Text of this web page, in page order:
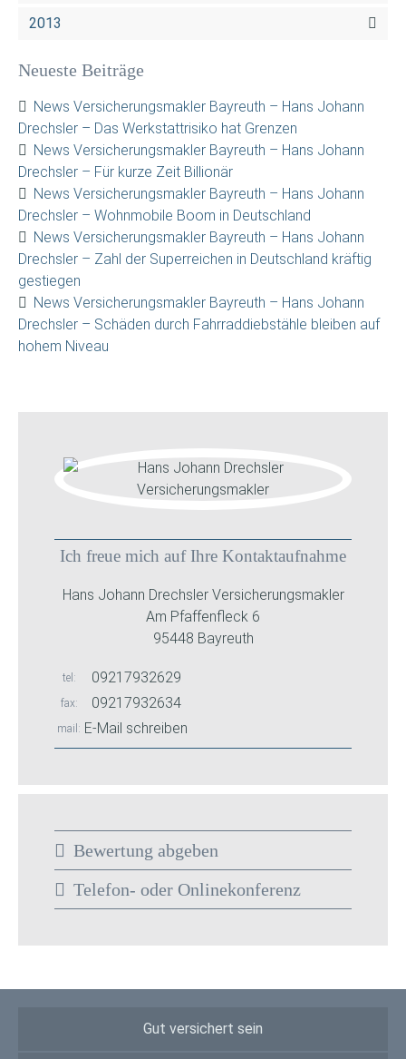
2013
Neueste Beiträge
News Versicherungsmakler Bayreuth – Hans Johann
Drechsler – Das Werkstattrisiko hat Grenzen
News Versicherungsmakler Bayreuth – Hans Johann
Drechsler – Für kurze Zeit Billionär
News Versicherungsmakler Bayreuth – Hans Johann
Drechsler – Wohnmobile Boom in Deutschland
News Versicherungsmakler Bayreuth – Hans Johann
Drechsler – Zahl der Superreichen in Deutschland kräftig
gestiegen
News Versicherungsmakler Bayreuth – Hans Johann
Drechsler – Schäden durch Fahrraddiebstähle bleiben auf
hohem Niveau
Ich freue mich auf Ihre Kontaktaufnahme
Hans Johann Drechsler Versicherungsmakler
Am Pfaffenfleck 6
95448 Bayreuth
tel 09217932629
fax 09217932634
mail E-Mail schreiben
Bewertung abgeben
Telefon- oder Onlinekonferenz
Gut versichert sein